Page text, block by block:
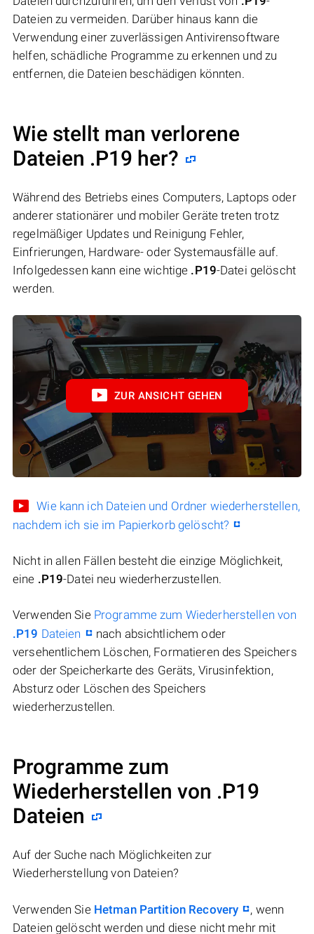
Dateien zu vermeiden. Darüber hinaus kann die
Verwendung einer zuverlässigen Antivirensoftware
helfen, schädliche Programme zu erkennen und zu
entfernen, die Dateien beschädigen könnten.
Wie stellt man verlorene
Dateien .P19 her?
Während des Betriebs eines Computers, Laptops oder
anderer stationärer und mobiler Geräte treten trotz
regelmäßiger Updates und Reinigung Fehler,
Einfrierungen, Hardware- oder Systemausfälle auf.
Infolgedessen kann eine wichtige .P19-Datei gelöscht
werden.
ZUR ANSICHT GEHEN
Wie kann ich Dateien und Ordner wiederherstellen,
nachdem ich sie im Papierkorb gelöscht?
Nicht in allen Fällen besteht die einzige Möglichkeit,
eine .P19-Datei neu wiederherzustellen.
Verwenden Sie Programme zum Wiederherstellen von
.P19 Dateien
nach absichtlichem oder
versehentlichem Löschen, Formatieren des Speichers
oder der Speicherkarte des Geräts, Virusinfektion,
Absturz oder Löschen des Speichers
wiederherzustellen.
Programme zum
Wiederherstellen von .P19
Dateien
Auf der Suche nach Möglichkeiten zur
Wiederherstellung von Dateien?
Verwenden Sie Hetman Partition Recovery
, wenn
Dateien gelöscht werden und diese nicht mehr mit